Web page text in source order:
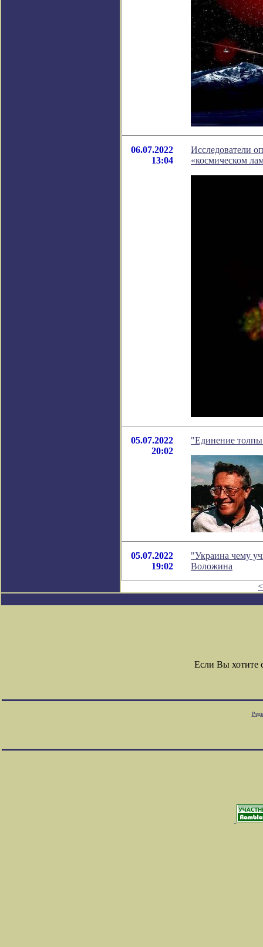
06.07.2022
13:04
Исследователи
«космическом
05.07.2022
20:02
"Единение толпы
05.07.2022
19:02
"Украина чему
Воложина
Если Вы хотите